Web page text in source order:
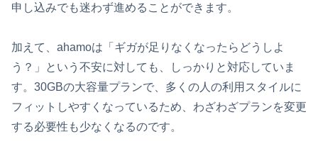
申し込みでも迷わず進めることができます。
加えて、ahamoは「ギガが足りなくなったらどうしよ
う？」という不安に対しても、しっかりと対応していま
す。30GBの大容量プランで、多くの人の利用スタイルに
フィットしやすくなっているため、わざわざプランを変更
する必要性も少なくなるのです。